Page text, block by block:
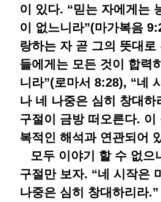
이 있다. “믿는 자에게는
이 없느니라”(마가복음
랑하는 자 곧 그의 뜻대
들에게는 모든 것이 합력
니라”(로마서 8:28), “네
나 네 나중은 심히 창대
구절이 금방 떠오른다. 이
복적인 해석과 연관되어
모두 이야기 할 수 없으
구절만 보자. “네 시작은
나중은 심히 창대하리라